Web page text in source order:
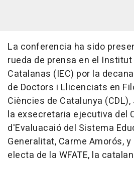
La conferencia ha sido
rueda de prensa en el
Catalanas (IEC) por la
de Doctors i Llicenciats en
Ciències de Catalunya
la exsecretaria ejecutiva del
d'Evaluacaió del Sistema
Generalitat, Carme Amorós,
electa de la WFATE, la